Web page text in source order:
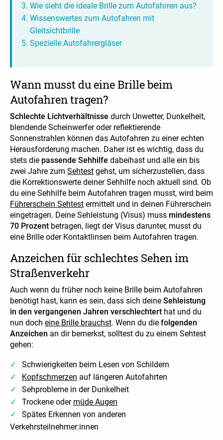
Wie sieht die ideale Brille zum Autofahrren aus?
Wissenswertes zum Autofahren mit
Gleitsichtbrille
Spezielle Autofahrergläser
Wann musst du eine Brille beim
Autofahren tragen?
Schlechte Lichtverhältnisse durch Unwetter, Dunkelheit,
blendende Scheinwerfer oder reflektierende
Sonnenstrahlen können das Autofahren zu einer echten
Herausforderung machen. Daher ist es wichtig, dass du
stets die passende Sehhilfe dabeihast und alle ein bis
zwei Jahre zum Sehtest gehst, um sicherzustellen, dass
die Korrektionswerte deiner Sehhilfe noch aktuell sind. Ob
du eine Sehhilfe beim Autofahren tragen musst, wird beim
Führerschein Sehtest ermittelt und in deinen Führerschein
eingetragen. Deine Sehleistung (Visus) muss mindestens
70 Prozent betragen, liegt der Visus darunter, musst du
eine Brille oder Kontaktlinsen beim Autofahren tragen.
Anzeichen für schlechtes Sehen im
Straßenverkehr
Auch wenn du früher noch keine Brille beim Autofahren
benötigt hast, kann es sein, dass sich deine Sehleistung
in den vergangenen Jahren verschlechtert hat und du
nun doch eine Brille brauchst. Wenn du die folgenden
Anzeichen an dir bemerkst, solltest du zu einem Sehtest
gehen:
Schwierigkeiten beim Lesen von Schildern
Kopfschmerzen auf längeren Autofahrten
Sehprobleme in der Dunkelheit
Trockene oder müde Augen
Spätes Erkennen von anderen
Verkehrsteilnehmer:innen